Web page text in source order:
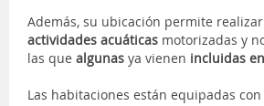
Además, su ubicación permite
actividades acuáticas motorizadas y
las que algunas ya vienen incluidas
Las habitaciones están equipadas